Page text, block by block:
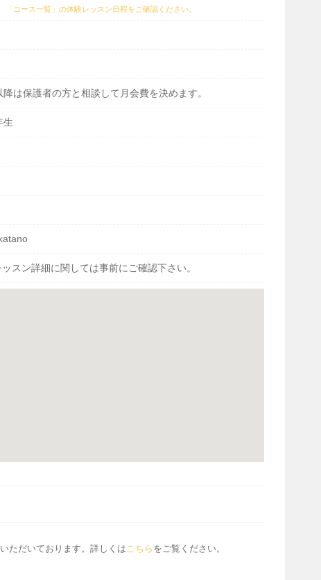
「コース一覧」の体験レッスン日程をご確認ください。
は保護者の方と相談して月会費を決めます。
生
スン詳細に関しては事前にご確認下さい。
ただいております。詳しくは こちら をご覧ください。